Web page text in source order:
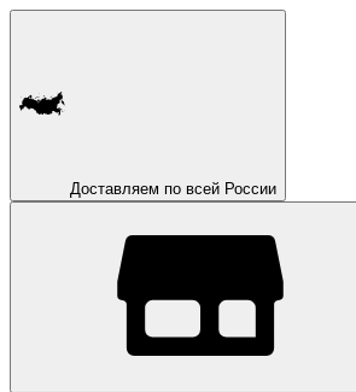
Доставляем по всей России